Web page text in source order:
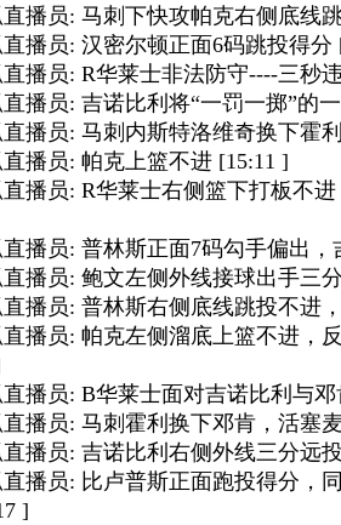
播员: 马刺下快攻帕克右侧底线
播员: 汉密尔顿正面6码跳投得分
播员: R华莱士非法防守----三秒
播员: 吉诺比利将“一罚一掷”的
播员: 马刺内斯特洛维奇换下霍
播员: 帕克上篮不进 [15:11 ]
播员: R华莱士右侧篮下打板不
播员: 普林斯正面7码勾手偏出
播员: 鲍文左侧外线接球出手三
播员: 普林斯右侧底线跳投不进
播员: 帕克左侧溜底上篮不进，
播员: B华莱士面对吉诺比利与
播员: 马刺霍利换下邓肯，活塞
播员: 吉诺比利右侧外线三分远
播员: 比卢普斯正面跑投得分，
]